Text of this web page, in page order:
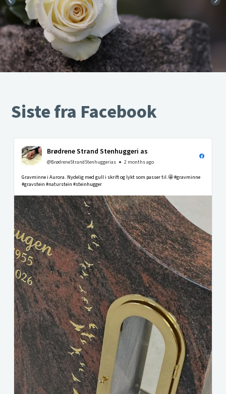
Siste fra Facebook
Brødrene Strand Stenhuggeri as
@BrødreneStrandStenhuggerias 2 months ago
Gravminne i Aurora. Nydelig med gull i skrift og lykt som passer til.🤩 #gravminne
#gravstein #naturstein #steinhugger